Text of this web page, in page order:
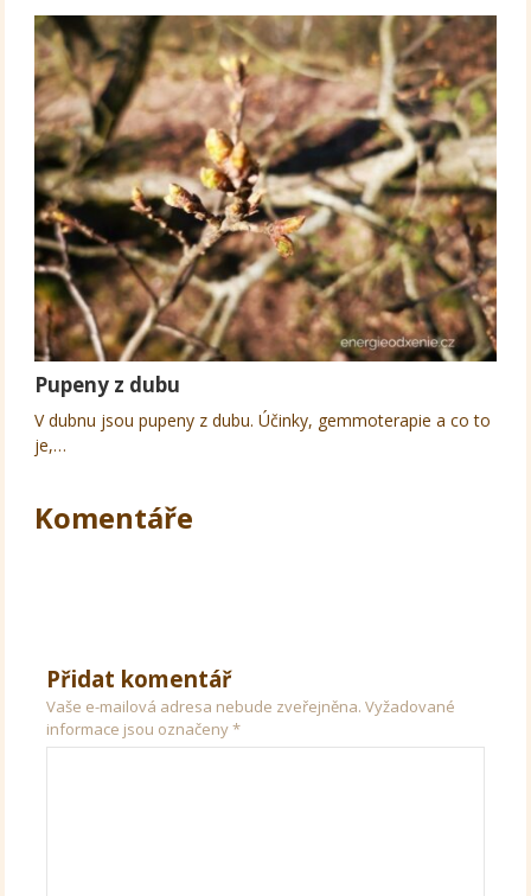
Pupeny z dubu
V dubnu jsou pupeny z dubu. Účinky, gemmoterapie a co to
je,…
Komentáře
Přidat komentář
Vaše e-mailová adresa nebude zveřejněna. Vyžadované
informace jsou označeny*